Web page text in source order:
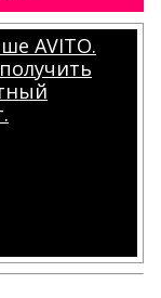
AVITO.